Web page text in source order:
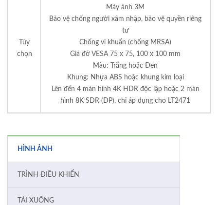
Tùy
chọn
Máy ảnh 3M
Bảo vệ chống người xâm nhập, bảo vệ quyền riêng
tư
Chống vi khuẩn (chống MRSA)
Giá đỡ VESA 75 x 75, 100 x 100 mm
Màu: Trắng hoặc Đen
Khung: Nhựa ABS hoặc khung kim loại
Lên đến 4 màn hình 4K HDR độc lập hoặc 2 màn
hình 8K SDR (DP), chỉ áp dụng cho LT2471
HÌNH ẢNH
TRÌNH ĐIỀU KHIỂN
TẢI XUỐNG